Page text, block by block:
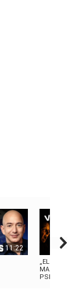
11:22
„ELEKTROS
MASINĖ
PSICHOZĖ